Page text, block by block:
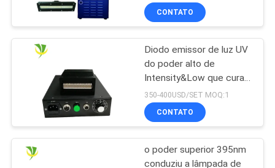
15W/CM2 395nm
CONTATO
Diodo emissor de luz UV
do poder alto de
Intensity&Low que cura o
secador UV da lâmpada
para a tinta curada
350-400USD/SET MOQ:1
CONTATO
o poder superior 395nm
conduziu a lâmpada de